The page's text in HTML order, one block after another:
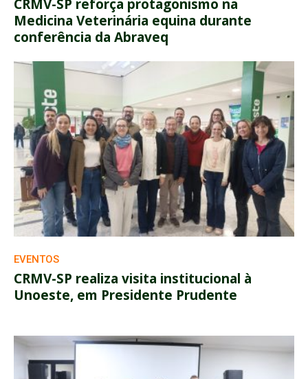
CRMV-SP reforça protagonismo na
Medicina Veterinária equina durante
conferência da Abraveq
EVENTOS
CRMV-SP realiza visita institucional à
Unoeste, em Presidente Prudente